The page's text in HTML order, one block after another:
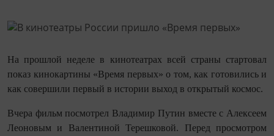
На прошлой неделе в кинотеатрах всей страны стартовал
показ кинокартины «Время первых» о том, как готовились и
как совершили первый в истории выход в открытый космос.
Вчера фильм посмотрел Владимир Путин вместе с Алексеем
Леоновым и Валентиной Терешковой. Перед просмотром